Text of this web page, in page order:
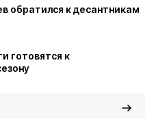
обратился к десантникам
готовятся к